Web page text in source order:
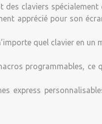
des claviers
apprécié pour son
quel clavier en un
programmables, ce
express